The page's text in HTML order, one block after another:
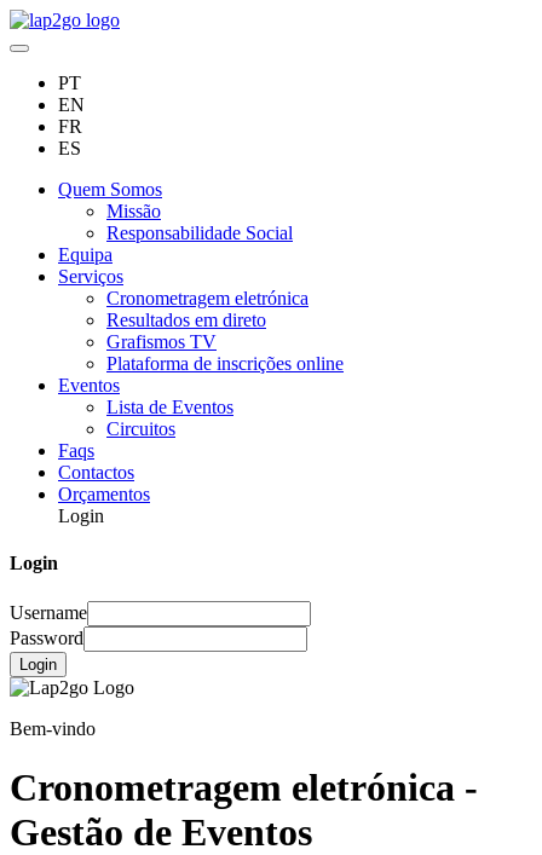
PT
EN
FR
ES
Quem Somos
Missão
Responsabilidade Social
Equipa
Serviços
Cronometragem eletrónica
Resultados em direto
Grafismos TV
Plataforma de inscrições online
Eventos
Lista de Eventos
Circuitos
Faqs
Contactos
Orçamentos
Login
Login
Username
Password
Login
Bem-vindo
Cronometragem eletrónica -
Gestão de Eventos